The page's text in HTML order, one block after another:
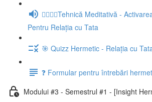
🧘‍♀️🧘‍♂️Tehnică Meditativă -
Pentru Relația cu Tata
🎯 Quizz Hermetic - Relația cu
❓ Formular pentru întrebări
Modului #3 - Semestrul #1 - [Insight